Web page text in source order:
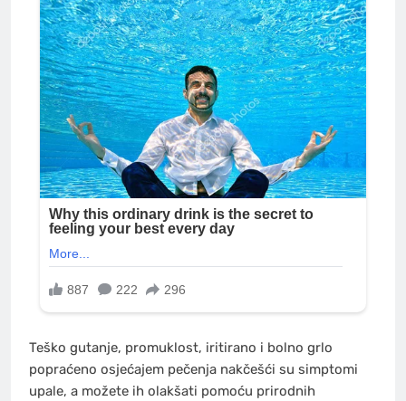
Teško gutanje, promuklost, iritirano i bolno grlo
popraćeno osjećajem pečenja nakčešći su simptomi
upale, a možete ih olakšati pomoću prirodnih